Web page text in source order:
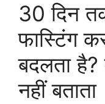
30 दिन
फास्टिंग
बदलता
नहीं बताता